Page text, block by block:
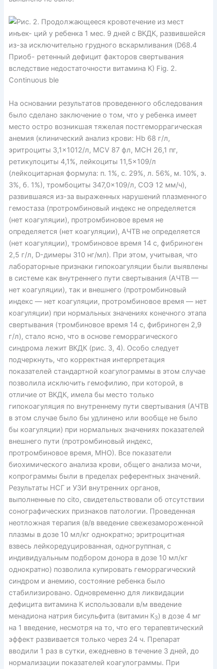
На основании результатов проведенного обследования
было сделано заключение о том, что у ребенка имеет
место остро возникшая тяжелая постгеморрагическая
анемия (клинический анализ крови: Hb 68 г/л,
эритроциты 3,1×1012/л, MCV 87 фл, MCH 26,1 пг,
ретикулоциты 4,1%, лейкоциты 11,5×109/л
(лейкоцитарная формула: п. 1%, с. 29%, л. 56%, м. 10%, э.
3%, б. 1%), тромбоциты 347,0×109/л, СОЭ 12 мм/ч),
развившаяся из-за выраженных нарушений плазменного
гемостаза (протромбиновый индекс не определяется
(нет коагуляции), протромбиновое время не
определяется (нет коагуляции), АЧТВ не определяется
(нет коагуляции), тромбиновое время 14 с, фибриноген
2,5 г/л, D-димеры 310 нг/мл). При этом, учитывая, что
лабораторные признаки гипокоагуляции были выявлены
в системе как внутреннего пути свертывания (АЧТВ —
нет коагуляции), так и внешнего (протромбиновый
индекс — нет коагуляции, протромбиновое время — нет
коагуляции) при нормальных значениях конечного этапа
свертывания (тромбиновое время 14 с, фибриноген 2,9
г/л), стало ясно, что в основе геморрагического
синдрома лежит ВКДК (рис. 3, 4). Особо следует
подчеркнуть, что корректная интерпретация
показателей стандартной коагулограммы в этом случае
позволила исключить гемофилию, при которой, в
отличие от ВКДК, имела бы место только
гипокоагуляция по внутреннему пути свертывания (АЧТВ
в этом случае было бы удлинено или вообще не было
бы коагуляции) при нормальных значениях показателей
внешнего пути (протромбиновый индекс,
протромбиновое время, МНО). Все показатели
биохимического анализа крови, общего анализа мочи,
копрограммы были в пределах референтных значений.
Результаты НСГ и УЗИ внутренних органов,
выполненные по cito, свидетельствовали об отсутствии
сонографических признаков патологии. Проведенная
неотложная терапия (в/в введение свежезамороженной
плазмы в дозе 10 мл/кг однократно; эритроцитная
взвесь лейкоредуцированная, одногруппная, с
индивидуальным подбором донора в дозе 10 мл/кг
однократно) позволила купировать геморрагический
синдром и анемию, состояние ребенка было
стабилизировано. Одновременно для ликвидации
дефицита витамина К использовали в/м введение
менадиона натрия бисульфита (витамин К3) в дозе 4 мг
на 1 введение, несмотря на то, что его терапевтический
эффект развивается только через 24 ч. Препарат
вводили 1 раз в сутки, ежедневно в течение 3 дней, до
нормализации показателей коагулограммы. При